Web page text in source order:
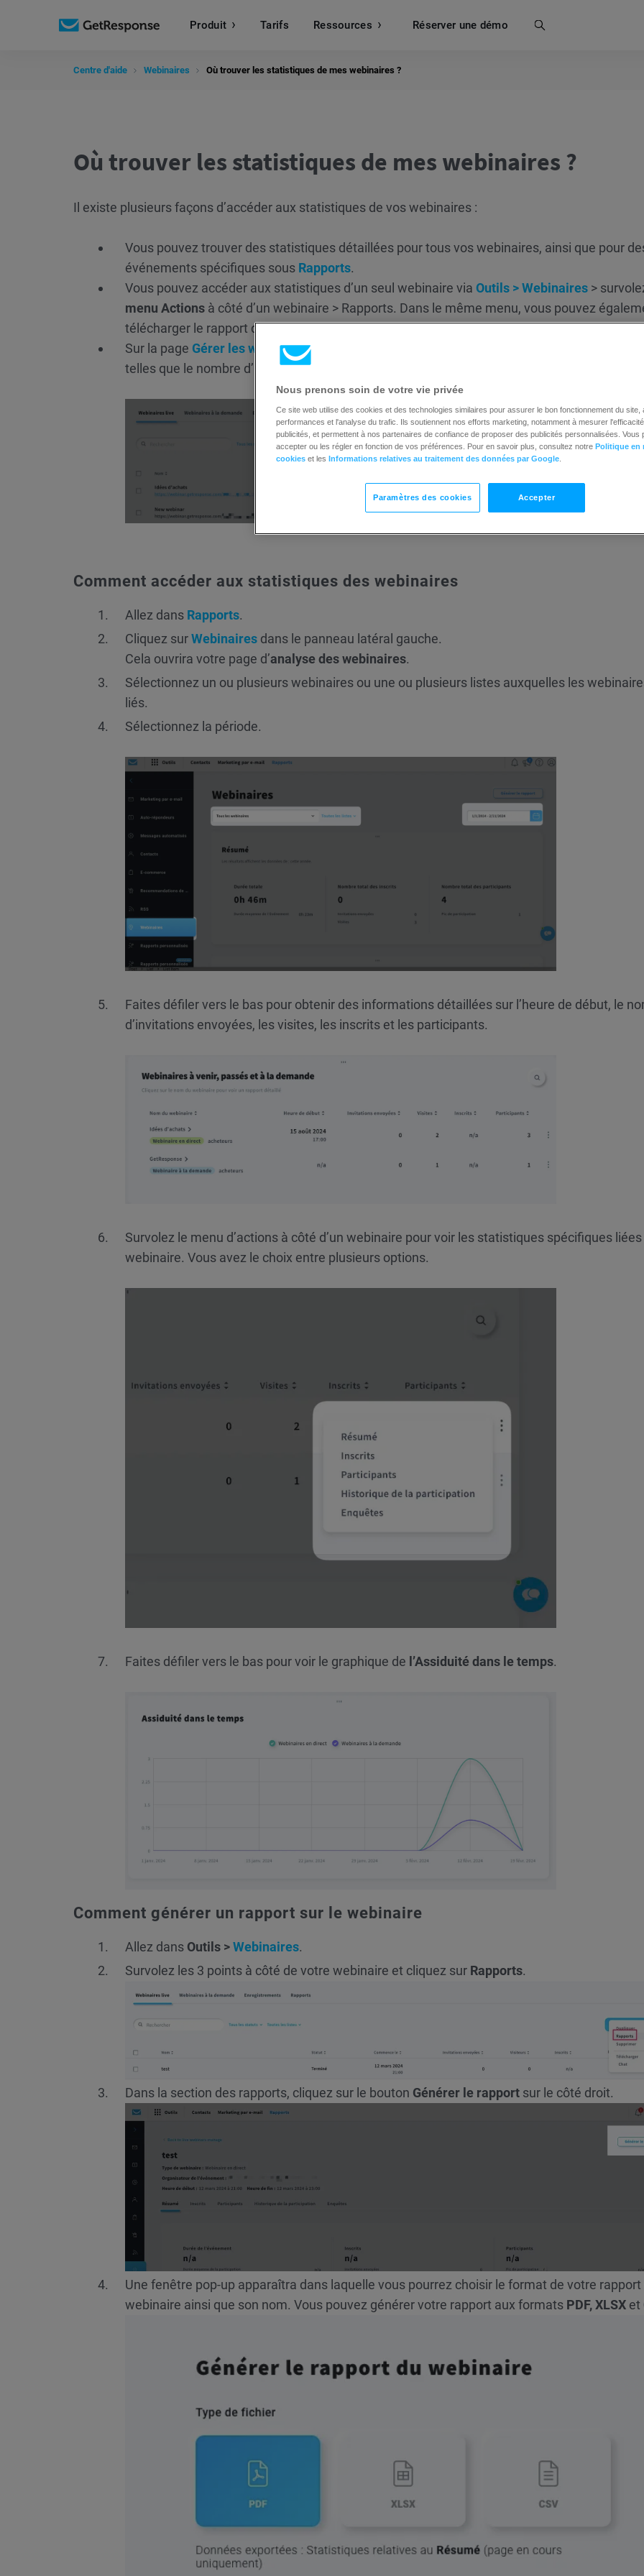
Produit Tarifs Ressources Réserver une démo
Recherche
Centre d'aide Webinaires Où trouver les statistiques de mes webinaires ?
Où trouver les statistiques de mes webinaires ?
Il existe plusieurs façons d’accéder aux statistiques de vos webinaires :
Vous pouvez trouver des statistiques détaillées pour tous vos webinaires, ainsi que pour
événements spécifiques sous Rapports.
Vous pouvez accéder aux statistiques d’un seul webinaire via Outils > Webinaires >
menu Actions à côté d’un webinaire > Rapports. Dans le même menu, vous pouvez
télécharger le rapport du webinaire en cliquant surStatistiques du webinaire.
Sur la page Gérer les webinaires
telles que le nombre d’invitations envoyées, de visites, d’inscrits et de participants.
Comment accéder aux statistiques des webinaires
Allez dans Rapports.
Cliquez surWebinaires dans le panneau latéral gauche.
Cela ouvrira votre page d’analyse des webinaires.
Sélectionnez un ou plusieurs webinaires ou une ou plusieurs listes auxquelles les
liés.
Sélectionnez la période.
Faites défiler vers le bas pour obtenir des informations détaillées sur l’heure de début, le
d’invitations envoyées, les visites, les inscrits et les participants.
Survolez le menu d’actions à côté d’un webinaire pour voir les statistiques spécifiques liées
webinaire. Vous avez le choix entre plusieurs options.
Faites défiler vers le bas pour voir le graphique de l’Assiduité dans le temps.
Comment générer un rapport sur le webinaire
Allez dans Outils >Webinaires.
Survolez les 3 points à côté de votre webinaire et cliquez sur Rapports.
Dans la section des rapports, cliquez sur le bouton Générer le rapport sur le côté droit.
Une fenêtre pop-up apparaîtra dans laquelle vous pourrez choisir le format de votre rapport
webinaire ainsi que son nom. Vous pouvez générer votre rapport aux formats PDF,XLSX et
Nous prenons soin de votre vie privée
Ce site web utilise des cookies et des technologies similaires pour assurer le bon fonctionnement du site,
performances et l'analyse du trafic. Ils soutiennent nos efforts marketing, notamment à mesurer
publicités, et permettent à nos partenaires de confiance de proposer des publicités personnalisées. Vous
accepter ou les régler en fonction de vos préférences. Pour en savoir plus, consultez notre Politique en
cookies et les Informations relatives au traitement des données par Google
Paramètres des cookies Accepter